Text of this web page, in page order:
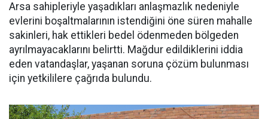
Arsa sahipleriyle yaşadıkları anlaşmazlık nedeniyle
evlerini boşaltmalarının istendiğini öne süren mahalle
sakinleri, hak ettikleri bedel ödenmeden bölgeden
ayrılmayacaklarını belirtti. Mağdur edildiklerini iddia
eden vatandaşlar, yaşanan soruna çözüm bulunması
için yetkililere çağrıda bulundu.